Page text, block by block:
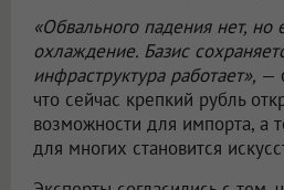
«Обвального падения нет, но
охлаждение. Базис
инфраструктура работает», —
что сейчас крепкий рубль
возможности для импорта, а
для многих становится